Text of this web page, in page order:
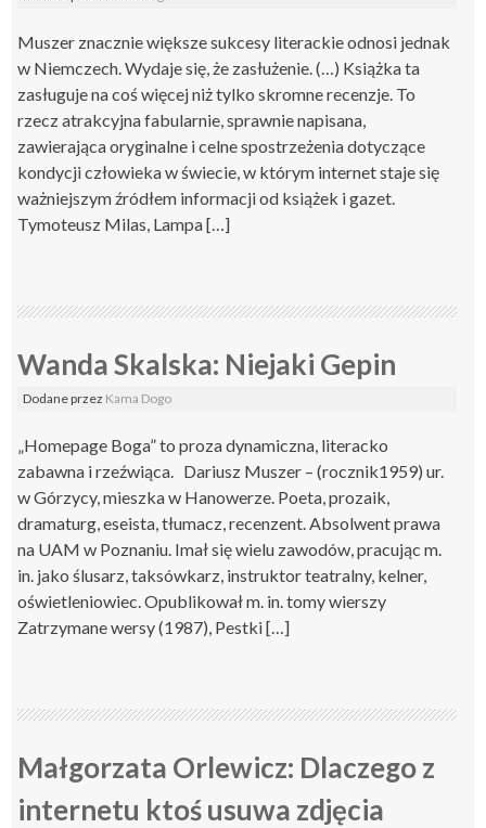
Muszer znacznie większe sukcesy literackie odnosi jednak
w Niemczech. Wydaje się, że zasłużenie. (…) Książka ta
zasługuje na coś więcej niż tylko skromne recenzje. To
rzecz atrakcyjna fabularnie, sprawnie napisana,
zawierająca oryginalne i celne spostrzeżenia dotyczące
kondycji człowieka w świecie, w którym internet staje się
ważniejszym źródłem informacji od książek i gazet.
Tymoteusz Milas, Lampa […]
Wanda Skalska: Niejaki Gepin
Dodaneprzez Kama Dogo
„Homepage Boga” to proza dynamiczna, literacko
zabawna i rzeźwiąca. Dariusz Muszer – (rocznik1959) ur.
w Górzycy, mieszka w Hanowerze. Poeta, prozaik,
dramaturg, eseista, tłumacz, recenzent. Absolwent prawa
na UAM w Poznaniu. Imał się wielu zawodów, pracując m.
in. jako ślusarz, taksówkarz, instruktor teatralny, kelner,
oświetleniowiec. Opublikował m. in. tomy wierszy
Zatrzymane wersy (1987), Pestki […]
Małgorzata Orlewicz: Dlaczego z
internetu ktoś usuwa zdjęcia